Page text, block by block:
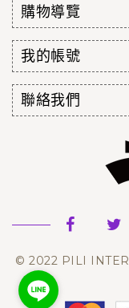
購物導覽
我的帳號
聯絡我們
© 2022 PILI